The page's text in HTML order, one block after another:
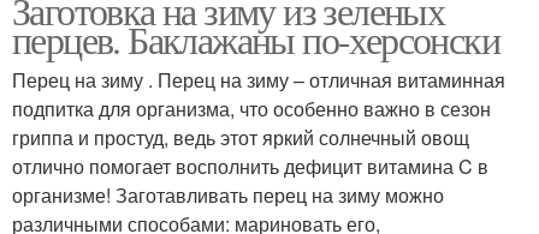
перцев. Баклажаны по-херсонски
Перец на зиму . Перец на зиму – отличная витаминная
подпитка для организма, что особенно важно в сезон
гриппа и простуд, ведь этот яркий солнечный овощ
отлично помогает восполнить дефицит витамина C в
организме! Заготавливать перец на зиму можно
различными способами: мариновать его,